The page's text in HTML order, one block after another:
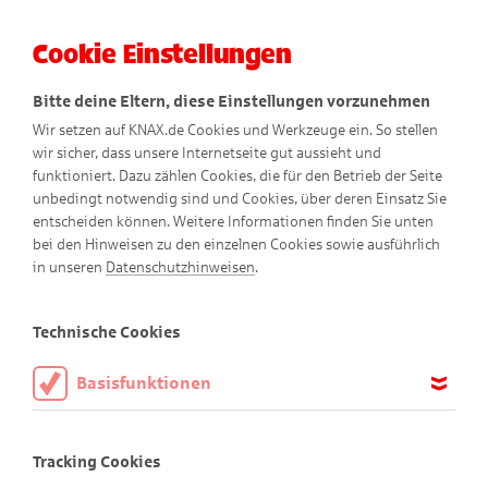
Die Luftrakete
Cookie Einstellungen
Bitte deine Eltern, diese Einstellungen vorzunehmen
Wir setzen auf KNAX.de Cookies und Werkzeuge ein. So stellen
wir sicher, dass unsere Internetseite gut aussieht und
funktioniert. Dazu zählen Cookies, die für den Betrieb der Seite
unbedingt notwendig sind und Cookies, über deren Einsatz Sie
entscheiden können. Weitere Informationen finden Sie unten
bei den Hinweisen zu den einzelnen Cookies sowie ausführlich
in unseren Datenschutzhinweisen.
Technische Cookies
Basisfunktionen
aktiviert sein.
Tracking Cookies